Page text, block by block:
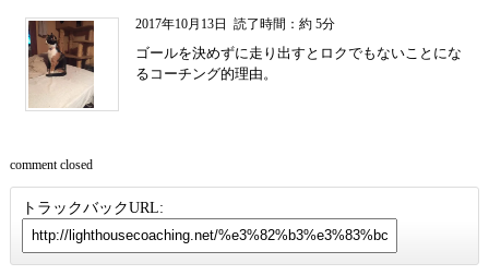
2017年10月13日 読了時間：約 5分
ゴールを決めずに走り出すとロクでもないことにな
るコーチング的理由。
comment closed
トラックバックURL: